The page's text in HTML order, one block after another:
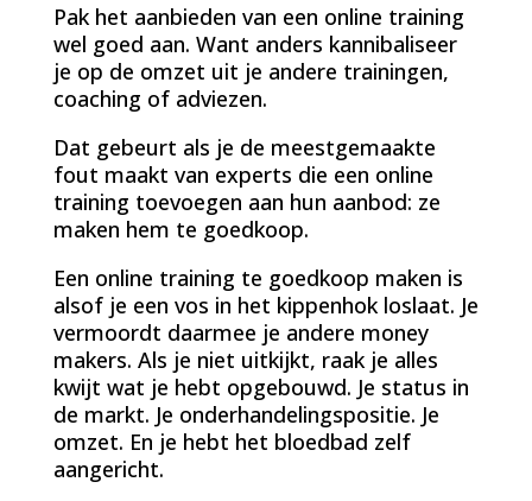
Pak het aanbieden van een online training
wel goed aan. Want anders kannibaliseer
je op de omzet uit je andere trainingen,
coaching of adviezen.
Dat gebeurt als je de meestgemaakte
fout maakt van experts die een online
training toevoegen aan hun aanbod: ze
maken hem te goedkoop.
Een online training te goedkoop maken is
alsof je een vos in het kippenhok loslaat. Je
vermoordt daarmee je andere money
makers. Als je niet uitkijkt, raak je alles
kwijt wat je hebt opgebouwd. Je status in
de markt. Je onderhandelingspositie. Je
omzet. En je hebt het bloedbad zelf
aangericht.